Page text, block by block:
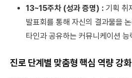
13~15주차 (성과 증명) : 기획 취
발표회를 통해 자신의 결과물을
타인과 공유하는 커뮤니케이션 능
진로 단계별 맞춤형 핵심 역량 강화